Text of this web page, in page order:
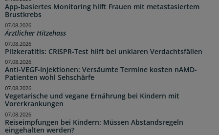
App-basiertes Monitoring hilft Frauen mit metastasiertem
Brustkrebs
Ärztlicher Hitzehass
07.08.2026
Pilzkeratitis: CRISPR-Test hilft bei unklaren Verdachtsfällen
07.08.2026
Anti-VEGF-Injektionen: Versäumte Termine kosten nAMD-
Patienten wohl Sehschärfe
07.08.2026
Vegetarische und vegane Ernährung bei Kindern mit
Vorerkrankungen
07.08.2026
Reiseimpfungen bei Kindern: Müssen Abstandsregeln
eingehalten werden?
07.08.2026